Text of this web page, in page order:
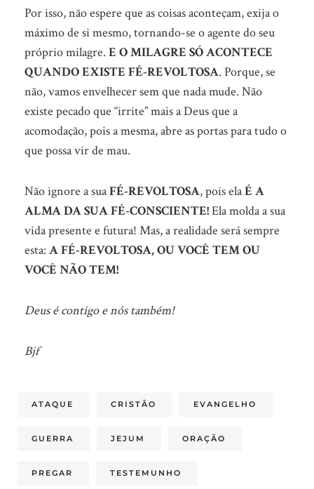
Por isso, não espere que as coisas aconteçam, exija o
máximo de si mesmo, tornando-se o agente do seu
próprio milagre. E O MILAGRE SÓ ACONTECE
QUANDO EXISTE FÉ-REVOLTOSA. Porque, se
não, vamos envelhecer sem que nada mude. Não
existe pecado que “irrite” mais a Deus que a
acomodação, pois a mesma, abre as portas para tudo o
que possa vir de mau.
Não ignore a suaFÉ-REVOLTOSA, pois elaÉ A
ALMA DA SUA FÉ-CONSCIENTE!Ela molda a sua
vida presente e futura! Mas, a realidade será sempre
esta: A FÉ-REVOLTOSA, OU VOCÊ TEM OU
VOCÊ NÃO TEM!
Deus é contigo e nós também!
Bjf
ATAQUE CRISTÃO EVANGELHO
GUERRA JEJUM ORAÇÃO
PREGAR TESTEMUNHO